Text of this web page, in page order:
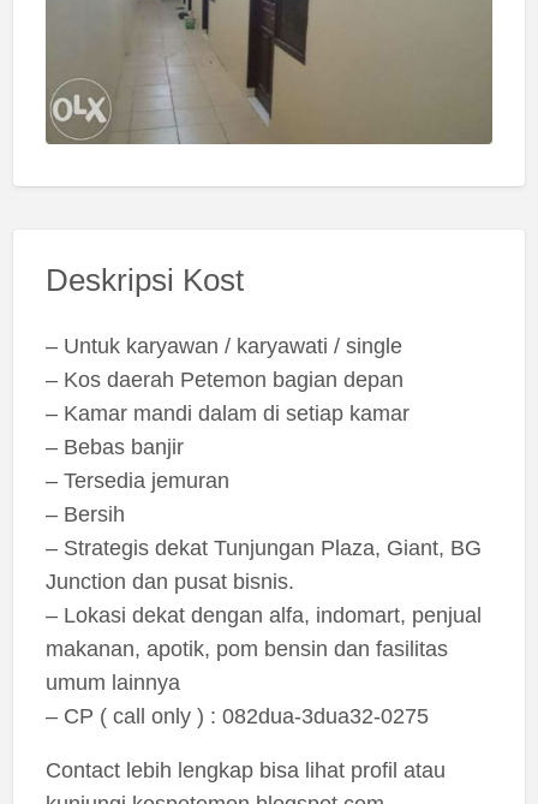
Deskripsi Kost
– Untuk karyawan / karyawati / single
– Kos daerah Petemon bagian depan
– Kamar mandi dalam di setiap kamar
– Bebas banjir
– Tersedia jemuran
– Bersih
– Strategis dekat Tunjungan Plaza, Giant, BG
Junction dan pusat bisnis.
– Lokasi dekat dengan alfa, indomart, penjual
makanan, apotik, pom bensin dan fasilitas
umum lainnya
– CP ( call only ) : 082dua-3dua32-0275
Contact lebih lengkap bisa lihat profil atau